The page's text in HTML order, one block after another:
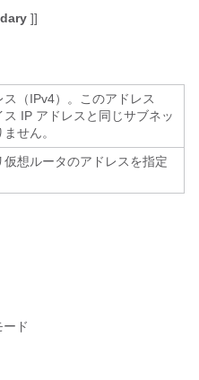
]]
（IPv4）。このアドレス
IP アドレスと同じサブネッ
せん。
仮想ルータのアドレスを指定
ド